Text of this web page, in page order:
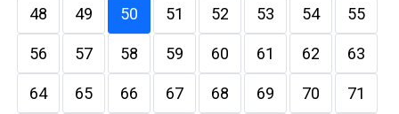
48 49 50 51 52 53 54 55
56 57 58 59 60 61 62 63
64 65 66 67 68 69 70 71